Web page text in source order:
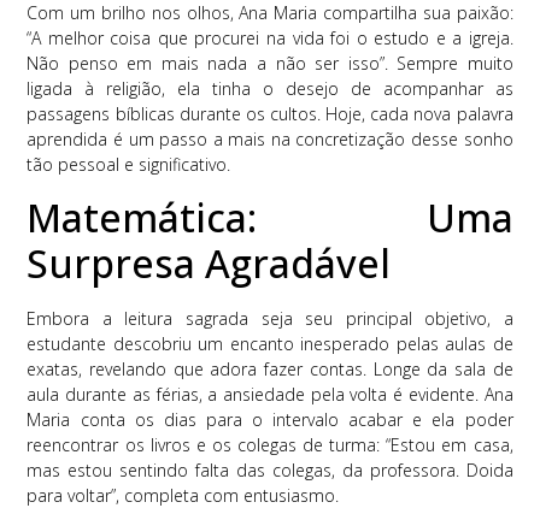
Com um brilho nos olhos, Ana Maria compartilha sua paixão:
“A melhor coisa que procurei na vida foi o estudo e a igreja.
Não penso em mais nada a não ser isso”. Sempre muito
ligada à religião, ela tinha o desejo de acompanhar as
passagens bíblicas durante os cultos. Hoje, cada nova palavra
aprendida é um passo a mais na concretização desse sonho
tão pessoal e significativo.
Matemática: Uma
Surpresa Agradável
Embora a leitura sagrada seja seu principal objetivo, a
estudante descobriu um encanto inesperado pelas aulas de
exatas, revelando que adora fazer contas. Longe da sala de
aula durante as férias, a ansiedade pela volta é evidente. Ana
Maria conta os dias para o intervalo acabar e ela poder
reencontrar os livros e os colegas de turma: “Estou em casa,
mas estou sentindo falta das colegas, da professora. Doida
para voltar”, completa com entusiasmo.